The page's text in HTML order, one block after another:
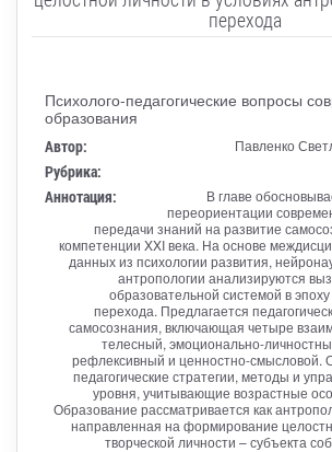
перехода
Психолого-педагогические вопросы
образования
Автор: Павленко
Рубрика:
Аннотация:
В главе
переориентации
передачи знаний на развитие
компетенции XXI века. На основе
данных из психологии развития,
антропологии анализируются
образовательной системой в
перехода. Предлагается
самосознания, включающая четыре
телесный, эмоционально-
рефлексивный и ценностно-смысловой.
педагогические стратегии, методы и
уровня, учитывающие возрастные
Образование рассматривается как
направленная на формирование
творческой личности – субъекта